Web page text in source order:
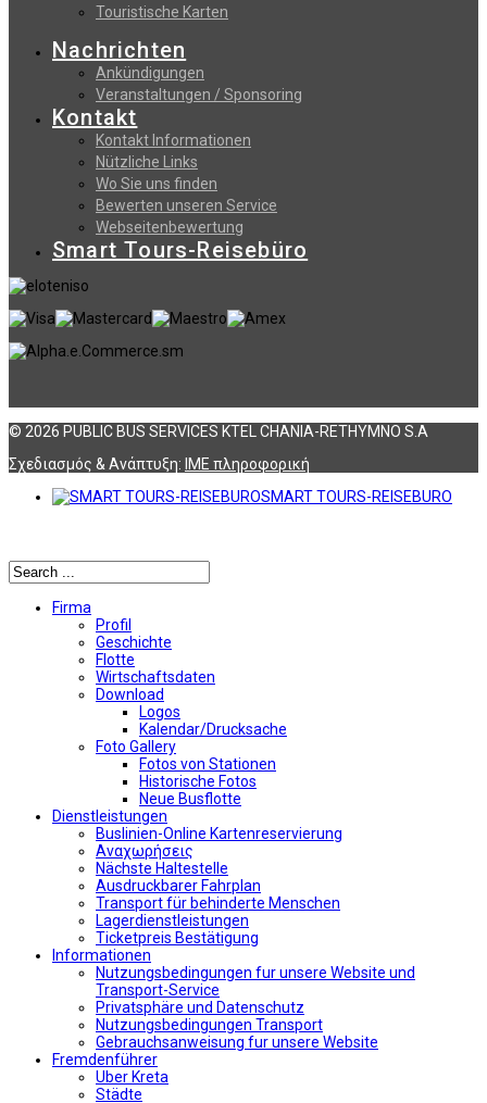
Touristische Karten
Nachrichten
Ankündigungen
Veranstaltungen / Sponsoring
Kontakt
Kontakt Informationen
Nützliche Links
Wo Sie uns finden
Bewerten unseren Service
Webseitenbewertung
Smart Tours-Reisebüro
© 2026 PUBLIC BUS SERVICES KTEL CHANIA-RETHYMNO S.A
Σχεδιασμός & Ανάπτυξη: ΙΜΕ πληροφορική
SMART TOURS-REISEBURO
Firma
Profil
Geschichte
Flotte
Wirtschaftsdaten
Download
Logos
Kalendar/Drucksache
Foto Gallery
Fotos von Stationen
Historische Fotos
Neue Busflotte
Dienstleistungen
Buslinien-Online Kartenreservierung
Αναχωρήσεις
Nächste Haltestelle
Αusdruckbarer Fahrplan
Transport für behinderte Menschen
Lagerdienstleistungen
Ticketpreis Bestätigung
Informationen
Nutzungsbedingungen fur unsere Website und
Transport-Service
Privatsphäre und Datenschutz
Nutzungsbedingungen Transport
Gebrauchsanweisung fur unsere Website
Fremdenführer
Uber Kreta
Städte